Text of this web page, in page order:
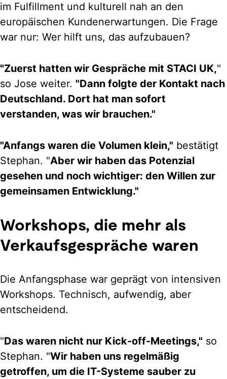
im Fulfillment und kulturell nah an den
europäischen Kundenerwartungen. Die Frage
war nur: Wer hilft uns, das aufzubauen?
"Zuerst hatten wir Gespräche mit STACI UK,"
so Jose weiter. "Dann folgte der Kontakt nach
Deutschland. Dort hat man sofort
verstanden, was wir brauchen."
"Anfangs waren die Volumen klein," bestätigt
Stephan. "Aber wir haben das Potenzial
gesehen und noch wichtiger: den Willen zur
gemeinsamen Entwicklung."
Workshops, die mehr als
Verkaufsgespräche waren
Die Anfangsphase war geprägt von intensiven
Workshops. Technisch, aufwendig, aber
entscheidend.
"Das waren nicht nur Kick-off-Meetings," so
Stephan. "Wir haben uns regelmäßig
getroffen, um die IT-Systeme sauber zu